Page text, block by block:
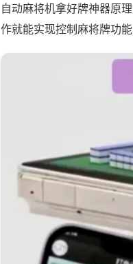
自动麻将机拿好牌神器原
作就能实现控制麻将牌功能